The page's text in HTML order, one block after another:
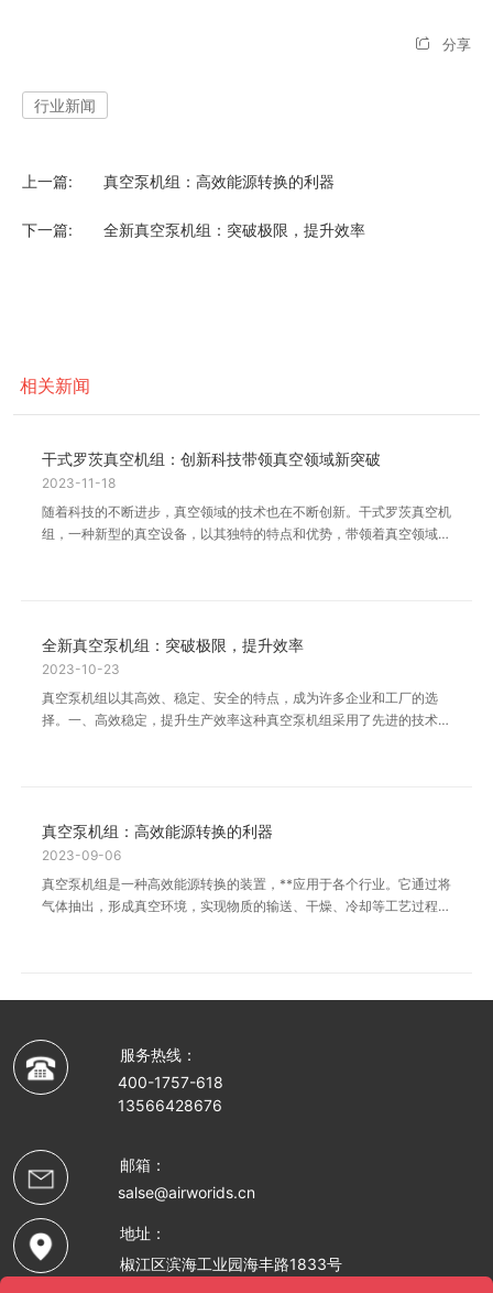
分享
行业新闻
上一篇: 真空泵机组：高效能源转换的利器
下一篇: 全新真空泵机组：突破极限，提升效率
相关新闻
干式罗茨真空机组：创新科技带领真空领域新突破
2023-11-18
随着科技的不断进步，真空领域的技术也在不断创新。干式罗茨真空机
组，一种新型的真空设备，以其独特的特点和优势，带领着真空领域的
全新真空泵机组：突破极限，提升效率
2023-10-23
真空泵机组以其高效、稳定、安全的特点，成为许多企业和工厂的选
择。一、高效稳定，提升生产效率这种真空泵机组采用了先进的技术和
真空泵机组：高效能源转换的利器
2023-09-06
真空泵机组是一种高效能源转换的装置，**应用于各个行业。它通过将
气体抽出，形成真空环境，实现物质的输送、干燥、冷却等工艺过程。
服务热线：
400-1757-618
13566428676
邮箱：
salse@airworids.cn
地址：
椒江区滨海工业园海丰路1833号